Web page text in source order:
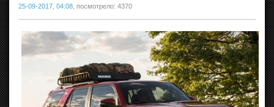
25-09-2017, 04:08 , посмотрело: 4370